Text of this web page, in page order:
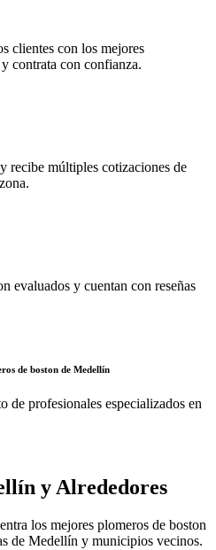
clientes con los mejores
contrata con confianza.
recibe múltiples cotizaciones de
evaluados y cuentan con reseñas
de boston de Medellín
de profesionales especializados en
y Alrededores
los mejores plomeros de boston
de Medellín y municipios vecinos.